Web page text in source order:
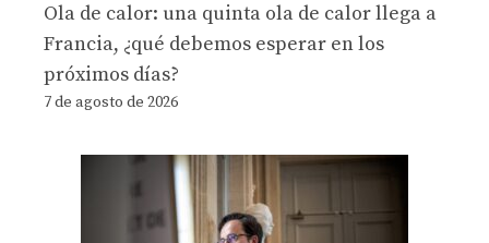
Ola de calor: una quinta ola de calor llega a
Francia, ¿qué debemos esperar en los
próximos días?
7 de agosto de 2026